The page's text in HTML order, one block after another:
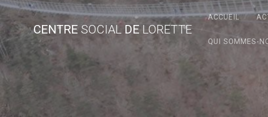
Skip
content
CENTRESOCIAL DELORETTE
ACCUEIL
QUI SOMMES-